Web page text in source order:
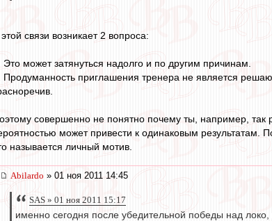
связи возникает 2 вопроса:
Это может затянуться надолго и по другим причинам.
Продуманность приглашения тренера не является
совершенно не понятно почему ты, например, так
может привести к одинаковым результатам.
называется личный мотив.
Abilardo » 01 ноя 2011 14:45
SAS » 01 ноя 2011 15:17
именно сегодня после убедительной победы над